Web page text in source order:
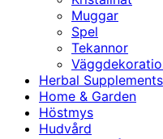
Muggar
Spel
Tekannor
Herbal Supplements
Home & Garden
Höstmys
Hudvård